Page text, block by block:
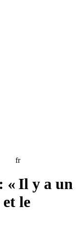
fr
« Il y a un
le